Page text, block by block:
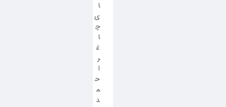
ا
ی
چ
ا
غ
ر
ا
ح
م
د